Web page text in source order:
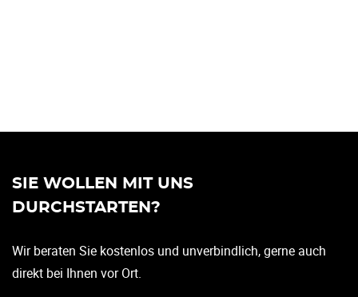
SIE WOLLEN MIT UNS
DURCHSTARTEN?
Wir beraten Sie kostenlos und unverbindlich, gerne auch
direkt bei Ihnen vor Ort.